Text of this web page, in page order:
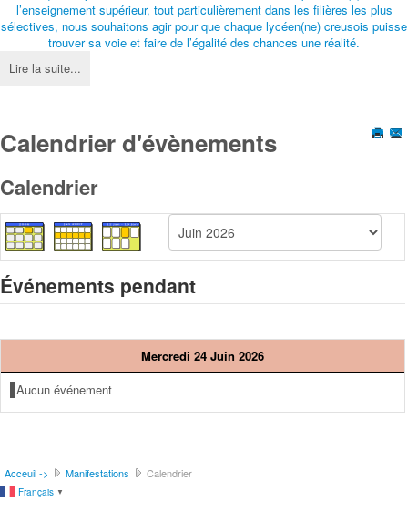
l’enseignement supérieur, tout particulièrement dans les filières les plus
sélectives, nous souhaitons agir pour que chaque lycéen(ne) creusois puisse
trouver sa voie et faire de l’égalité des chances une réalité.
Lire la suite...
Calendrier d'évènements
Calendrier
Événements pendant
Mercredi 24 Juin 2026
Aucun événement
Acceuil -> Manifestations Calendrier
Français ▼